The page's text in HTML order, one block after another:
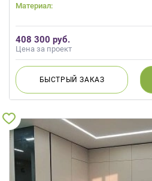
Материал:
408 300 руб.
Цена за проект
БЫСТРЫЙЗАКАЗ